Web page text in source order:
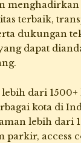
menghadirkan
terbaik,
dukungan
dapat
lebih dari
kota di
lebih dari
parkir, access